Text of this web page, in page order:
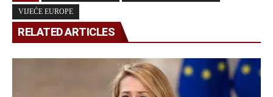
VIJEĆE EUROPE
RELATED ARTICLES